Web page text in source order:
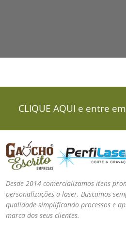
CLIQUE AQUI e entre
Desde 2014 comercializamos itens
personalizações a laser. Buscamos
qualidade simplificando processos e
marca dos seus clientes.